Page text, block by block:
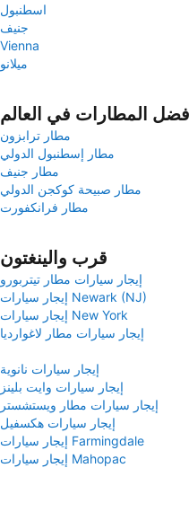
اسطنبول
جنيف
Vienna
ميلانو
أفضل المطارات في العالم
مطار ترابزون
مطار إسطنبول الدولي
مطار جنيف
مطار صبيحة كوكجن الدولي
مطار فرانكفورت
قرب والينغتون
إيجار سيارات مطار تيتربورو
إيجار سيارات Newark (NJ)
إيجار سيارات New York
إيجار سيارات مطار لاغوارديا
إيجار سيارات نانوية
إيجار سيارات وايت بلينز
إيجار سيارات مطار ويستشستر
إيجار سيارات هكسفيل
إيجار سيارات Farmingdale
إيجار سيارات Mahopac